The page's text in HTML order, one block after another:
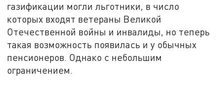
газификации могли льготники, в число
которых входят ветераны Великой
Отечественной войны и инвалиды, но теперь
такая возможность появилась и у обычных
пенсионеров. Однако с небольшим
ограничением.